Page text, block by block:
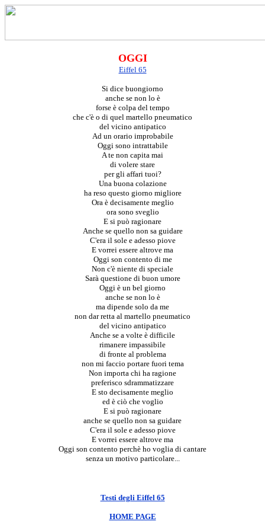
OGGI
Eiffel 65
Si dice buongiorno
anche se non lo è
forse è colpa del tempo
che c'è o di quel martello pneumatico
del vicino antipatico
Ad un orario improbabile
Oggi sono intrattabile
A te non capita mai
di volere stare
per gli affari tuoi?
Una buona colazione
ha reso questo giorno migliore
Ora è decisamente meglio
ora sono sveglio
E si può ragionare
Anche se quello non sa guidare
C'era il sole e adesso piove
E vorrei essere altrove ma
Oggi son contento di me
Non c'è niente di speciale
Sarà questione di buon umore
Oggi è un bel giorno
anche se non lo è
ma dipende solo da me
non dar retta al martello pneumatico
del vicino antipatico
Anche se a volte è difficile
rimanere impassibile
di fronte al problema
non mi faccio portare fuori tema
Non importa chi ha ragione
preferisco sdrammatizzare
E sto decisamente meglio
ed è ciò che voglio
E si può ragionare
anche se quello non sa guidare
C'era il sole e adesso piove
E vorrei essere altrove ma
Oggi son contento perchè ho voglia di cantare
senza un motivo particolare...
Testi degli Eiffel 65
HOME PAGE